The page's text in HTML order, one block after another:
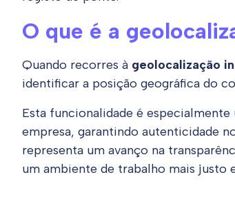
O que é a
Quando recorres à geolocalização
identificar a posição geográfica do
Esta funcionalidade é
empresa, garantindo autenticidade
representa um avanço na
um ambiente de trabalho mais justo